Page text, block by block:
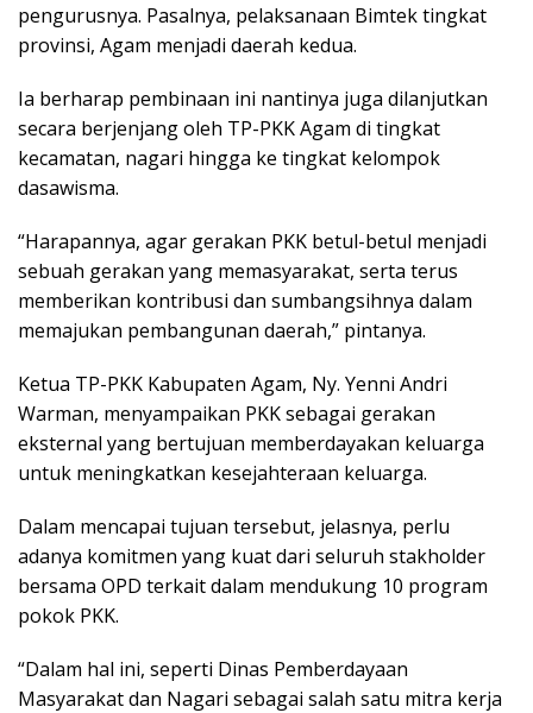
pengurusnya. Pasalnya, pelaksanaan Bimtek tingkat
provinsi, Agam menjadi daerah kedua.
Ia berharap pembinaan ini nantinya juga dilanjutkan
secara berjenjang oleh TP-PKK Agam di tingkat
kecamatan, nagari hingga ke tingkat kelompok
dasawisma.
“Harapannya, agar gerakan PKK betul-betul menjadi
sebuah gerakan yang memasyarakat, serta terus
memberikan kontribusi dan sumbangsihnya dalam
memajukan pembangunan daerah,” pintanya.
Ketua TP-PKK Kabupaten Agam, Ny. Yenni Andri
Warman, menyampaikan PKK sebagai gerakan
eksternal yang bertujuan memberdayakan keluarga
untuk meningkatkan kesejahteraan keluarga.
Dalam mencapai tujuan tersebut, jelasnya, perlu
adanya komitmen yang kuat dari seluruh stakholder
bersama OPD terkait dalam mendukung 10 program
pokok PKK.
“Dalam hal ini, seperti Dinas Pemberdayaan
Masyarakat dan Nagari sebagai salah satu mitra kerja